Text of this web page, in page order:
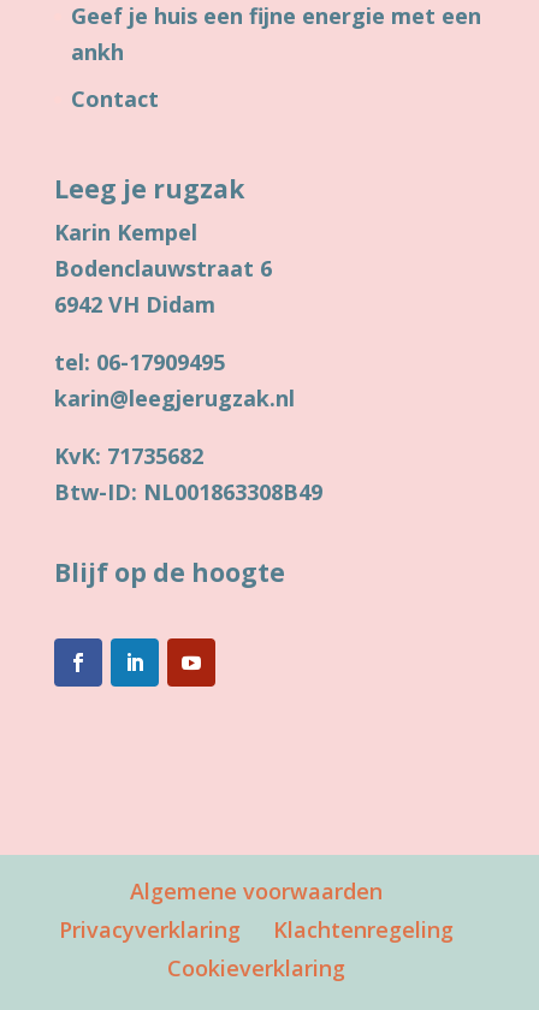
Geef je huis een fijne energie met een
ankh
Contact
Leeg je rugzak
Karin Kempel
Bodenclauwstraat 6
6942 VH Didam
tel: 06-17909495
karin@leegjerugzak.nl
KvK: 71735682
Btw-ID: NL001863308B49
Blijf op de hoogte
Algemene voorwaarden
Privacyverklaring
Klachtenregeling
Cookieverklaring